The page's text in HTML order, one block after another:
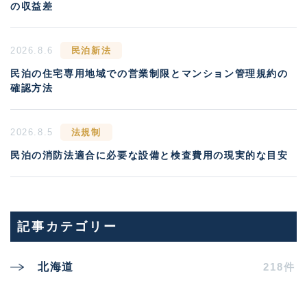
の収益差
2026.8.6 民泊新法
民泊の住宅専用地域での営業制限とマンション管理規約の
確認方法
2026.8.5 法規制
民泊の消防法適合に必要な設備と検査費用の現実的な目安
記事カテゴリー
北海道 218件